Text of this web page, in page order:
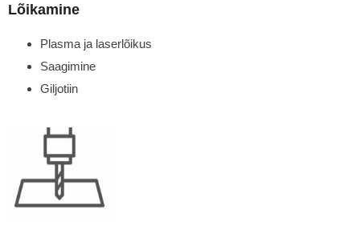
Lõikamine
Plasma ja laserlõikus
Saagimine
Giljotiin